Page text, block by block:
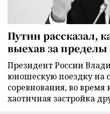
Путин рассказал,
выехав за
Президент России
юношескую поездку на
соревнования, во время
хаотичная застройка